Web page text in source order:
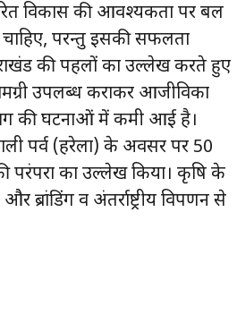
विकास की आवश्यकता पर बल
चाहिए, परन्तु इसकी सफलता
की पहलों का उल्लेख करते हुए
उपलब्ध कराकर आजीविका
की घटनाओं में कमी आई है।
पर्व (हरेला) के अवसर पर 50
परंपरा का उल्लेख किया। कृषि के
ब्रांडिंग व अंतर्राष्ट्रीय विपणन से